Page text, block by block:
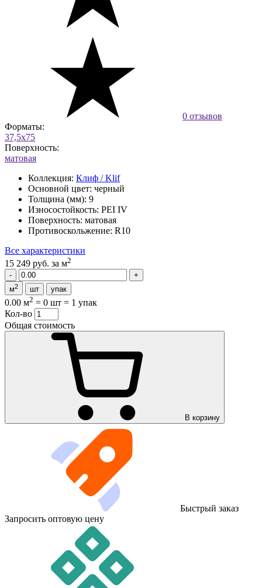
0 отзывов
Форматы:
37,5x75
Поверхность:
матовая
Коллекция: Клиф / Klif
Основной цвет: черный
Толщина (мм): 9
Износостойкость: PEI IV
Поверхность: матовая
Противоскольжение: R10
Все характеристики
15 249 руб. за м2
м2 шт упак
0.00 м2 = 0 шт = 1 упак
Кол-во
Общая стоимость
В корзину
Быстрый заказ
Запросить оптовую цену